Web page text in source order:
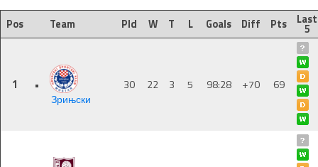
Pos Team Pld W T L Goals Diff Pts Last
5
1
•
Зрињски
30 22 3 5 98:28 +70 69